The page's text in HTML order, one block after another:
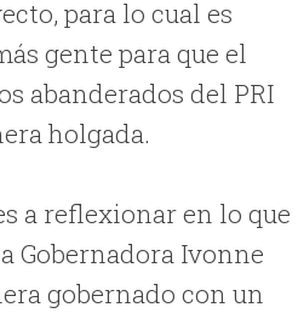
para lo cual es
gente para que el
abanderados del PRI
holgada.
a reflexionar en lo que
Gobernadora Ivonne
gobernado con un